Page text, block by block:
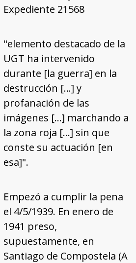
Expediente 21568
"elemento destacado de la
UGT ha intervenido
durante [la guerra] en la
destrucción […] y
profanación de las
imágenes […] marchando a
la zona roja […] sin que
conste su actuación [en
esa]".
Empezó a cumplir la pena
el 4/5/1939. En enero de
1941 preso,
supuestamente, en
Santiago de Compostela (A